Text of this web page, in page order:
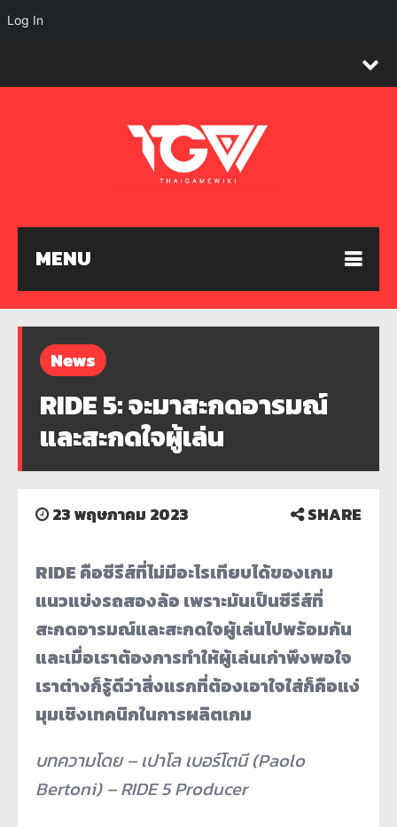
MENU
News
RIDE 5: จะมาสะกดอารมณ์
และสะกดใจผู้เล่น
23 พฤษภาคม 2023 SHARE
RIDE คือซีรีส์ที่ไม่มีอะไรเทียบได้ของเกม
แนวแข่งรถสองล้อ เพราะมันเป็นซีรีส์ที่
สะกดอารมณ์และสะกดใจผู้เล่นไปพร้อมกัน
และเมื่อเราต้องการทำให้ผู้เล่นเก่าพึงพอใจ
เราต่างก็รู้ดีว่าสิ่งแรกที่ต้องเอาใจใส่ก็คือแง่
มุมเชิงเทคนิกในการผลิตเกม
บทความโดย – เปาโล เบอร์โตนี (Paolo
Bertoni) – RIDE 5 Producer
Log In